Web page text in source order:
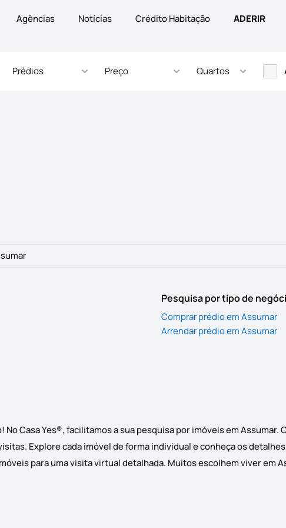
Agências Notícias Crédito Habitação ADERIR
Prédios Preço Quartos
Pesquisa por tipo de
Comprar prédio em Assumar
Arrendar prédio em Assumar
Casa Yes®, facilitamos a sua pesquisa por imóveis em
Explore cada imóvel de forma individual e conheça os
para uma visita virtual detalhada. Muitos escolhem viver em